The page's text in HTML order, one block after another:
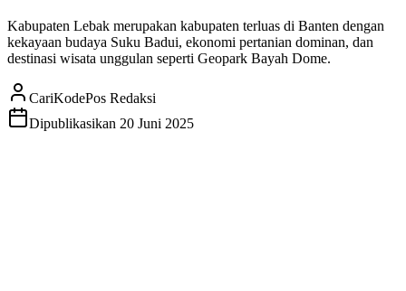
Kabupaten Lebak merupakan kabupaten terluas di Banten dengan
kekayaan budaya Suku Badui, ekonomi pertanian dominan, dan
destinasi wisata unggulan seperti Geopark Bayah Dome.
CariKodePos Redaksi
Dipublikasikan 20 Juni 2025